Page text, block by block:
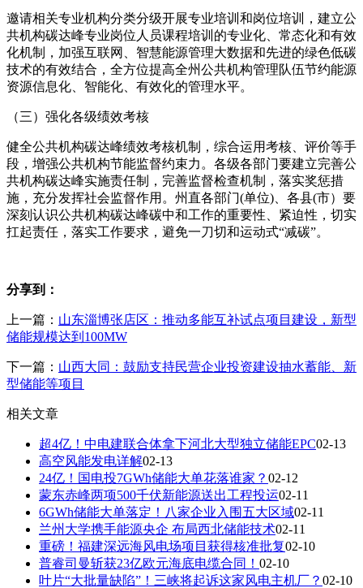
邀请相关专业机构分类分级开展专业培训和岗位培训，建立公
共机构碳达峰专业岗位人员课程培训的专业化、常态化和有效
化机制，加强互联网、智慧能源管理大数据和先进的绿色低碳
技术的有效结合，全方位提高全州公共机构管理队伍节约能源
资源信息化、智能化、有效化的管理水平。
（三）强化各级绩效考核
健全公共机构碳达峰绩效考核机制，综合运用考核、评价等手
段，增强公共机构节能监督约束力。各级各部门要建立完善公
共机构碳达峰实施责任制，完善监督检查机制，落实奖惩措
施，充分发挥社会监督作用。州直各部门(单位)、各县(市）要
深刻认识公共机构碳达峰碳中和工作的重要性、紧迫性，切实
扛起责任，落实工作要求，避免一刀切和运动式“减碳”。
分享到：
上一篇： 山东淄博张店区：推动多能互补试点项目建设，新型
储能规模达到100MW
下一篇： 山西大同：鼓励支持民营企业投资建设抽水蓄能、新
型储能等项目
相关文章
超4亿！中电建联合体拿下河北大型独立储能EPC02-13
高空风能发电详解02-13
24亿！国电投7GWh储能大单花落谁家？ 02-12
蒙东赤峰两项500千伏新能源送出工程投运02-11
6GWh储能大单落定！八家企业入围五大区域02-11
兰州大学携手能源央企 布局西北储能技术02-11
重磅！福建深远海风电场项目获得核准批复02-10
普睿司曼斩获23亿欧元海底电缆合同！ 02-10
叶片“大批量缺陷”！三峡将起诉这家风电主机厂？ 02-10